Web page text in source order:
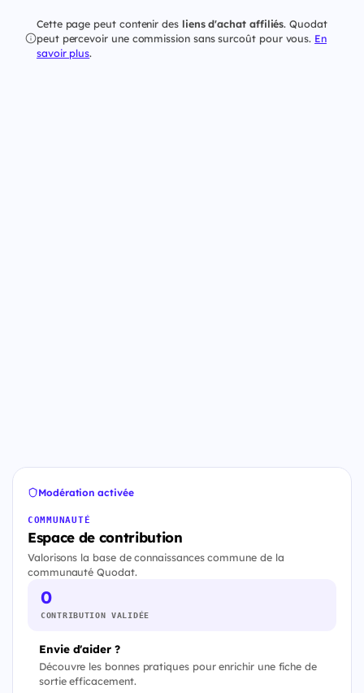
Cette page peut contenir des liens d'achat affiliés. Quodat
peut percevoir une commission sans surcoût pour vous. En
savoir plus.
Modération activée
COMMUNAUTÉ
Espace de contribution
Valorisons la base de connaissances commune de la
communauté Quodat.
0
CONTRIBUTION VALIDÉE
Envie d'aider ?
Découvre les bonnes pratiques pour enrichir une fiche de
sortie efficacement.